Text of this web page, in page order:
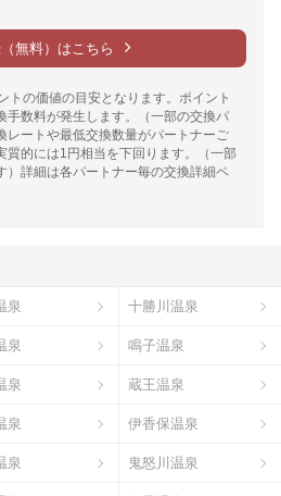
無料）はこちら
の価値の目安となります。ポイント
手数料が発生します。（一部の交換パ
レートや最低交換数量がパートナーご
質的には1円相当を下回ります。（一部
）詳細は各パートナー毎の交換詳細ペ
泉 十勝川温泉
泉 鳴子温泉
泉 蔵王温泉
泉 伊香保温泉
泉 鬼怒川温泉